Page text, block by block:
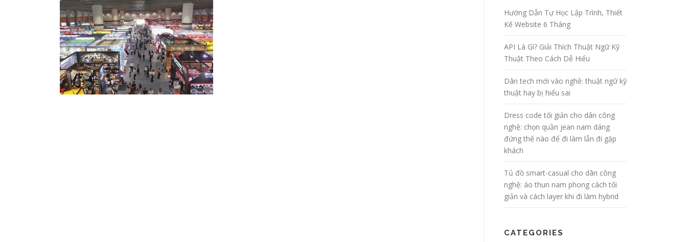
Hướng Dẫn Tự Học Lập Trình, Thiết
Kế Website 6 Tháng
API Là Gì? Giải Thích Thuật Ngữ Kỹ
Thuật Theo Cách Dễ Hiểu
Dân tech mới vào nghề: thuật ngữ kỹ
thuật hay bị hiểu sai
Dress code tối giản cho dân công
nghệ: chọn quần jean nam dáng
đứng thế nào để đi làm lẫn đi gặp
khách
Tủ đồ smart-casual cho dân công
nghệ: áo thun nam phong cách tối
giản và cách layer khi đi làm hybrid
CATEGORIES